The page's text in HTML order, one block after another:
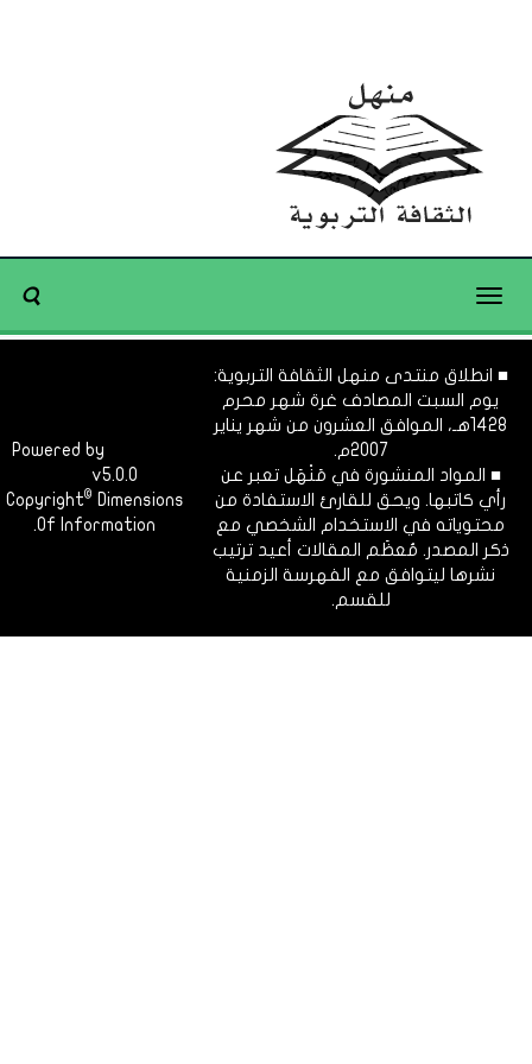
Toggle
■ انطلاق منتدى منهل الثقافة التربوية:
يوم السبت المصادف غرة شهر محرم
1428هـ، الموافق العشرون من شهر يناير
2007م.
■ المواد المنشورة في مَنْهَل تعبر عن
رأي كاتبها. ويحق للقارئ الاستفادة من
محتوياته في الاستخدام الشخصي مع
ذكر المصدر. مُعظَم المقالات أعيد ترتيب
نشرها ليتوافق مع الفهرسة الزمنية
للقسم.
Powered by
v5.0.0
Copyright©
Dimensions
Of Information.